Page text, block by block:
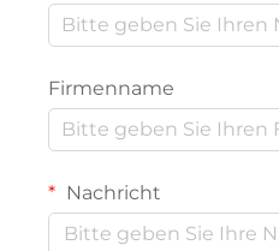
Firmenname
Nachricht